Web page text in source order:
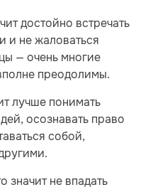
достойно встречать
и не жаловаться
— очень многие
преодолимы.
лучше понимать
осознавать право
собой,
значит не впадать